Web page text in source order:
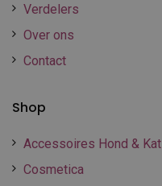
Verdelers
Over ons
Contact
Shop
Accessoires Hond & Kat
Cosmetica